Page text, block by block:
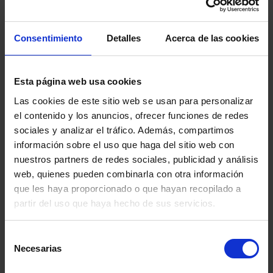
Consentimiento Detalles Acerca de las cookies
Esta página web usa cookies
Las cookies de este sitio web se usan para personalizar
el contenido y los anuncios, ofrecer funciones de redes
sociales y analizar el tráfico. Además, compartimos
información sobre el uso que haga del sitio web con
nuestros partners de redes sociales, publicidad y análisis
web, quienes pueden combinarla con otra información
que les haya proporcionado o que hayan recopilado a
partir del uso que haya hecho de sus servicios.
Necesarias
Cambiamos Historias. Transformamos Vidas.
Ver video
Podemos dar la vuelta a la
11 Febrero, 2021